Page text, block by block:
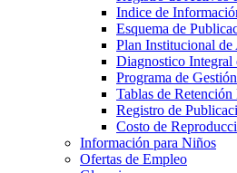
Indice de
Esquema de
Plan Institucional
Diagnostico
Programa de
Tablas de
Registro de
Costo de
Información para Niños
Ofertas de Empleo